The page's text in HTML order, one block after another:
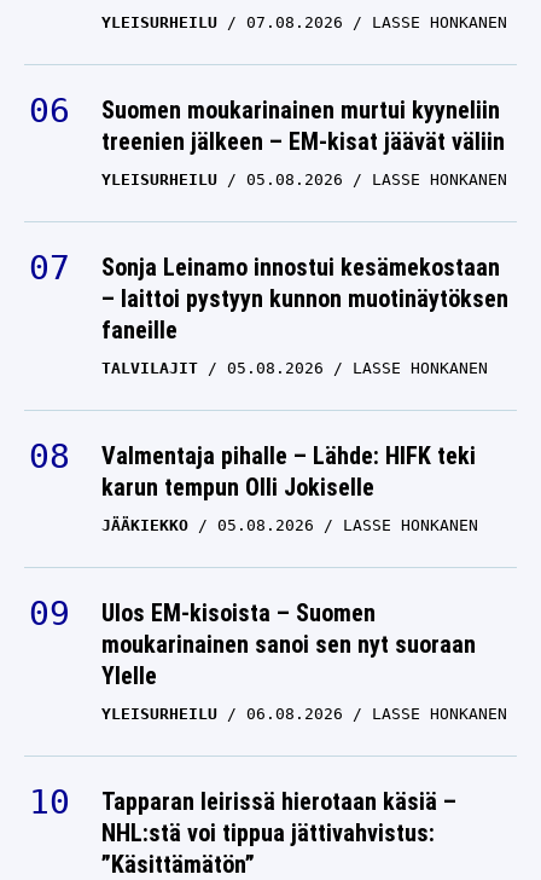
YLEISURHEILU 07.08.2026 LASSE HONKANEN
Suomen moukarinainen murtui kyyneliin
treenien jälkeen – EM-kisat jäävät väliin
YLEISURHEILU 05.08.2026 LASSE HONKANEN
Sonja Leinamo innostui kesämekostaan
– laittoi pystyyn kunnon muotinäytöksen
faneille
TALVILAJIT 05.08.2026 LASSE HONKANEN
Valmentaja pihalle – Lähde: HIFK teki
karun tempun Olli Jokiselle
JÄÄKIEKKO 05.08.2026 LASSE HONKANEN
Ulos EM-kisoista – Suomen
moukarinainen sanoi sen nyt suoraan
Ylelle
YLEISURHEILU 06.08.2026 LASSE HONKANEN
Tapparan leirissä hierotaan käsiä –
NHL:stä voi tippua jättivahvistus:
”Käsittämätön”